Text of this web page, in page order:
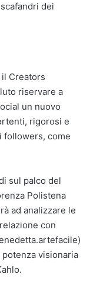
dei
Creators
riservare a
un nuovo
rigorosi e
followers, come
sul palco del
Polistena
ad analizzare le
con
visionaria